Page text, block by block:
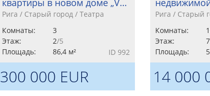
Рига / Старый город / Театра
Комнаты:
3
Этаж:
2/5
Площадь:
86,4 м² ID 992
300 000 EUR
Рига / Старый
Комнаты:
Этаж:
7
Площадь:
14 000